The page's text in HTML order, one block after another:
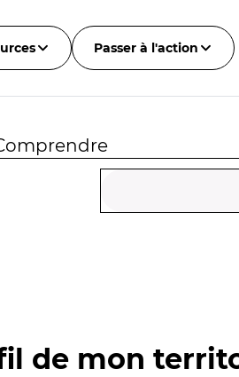
Passer à l'action
de mon